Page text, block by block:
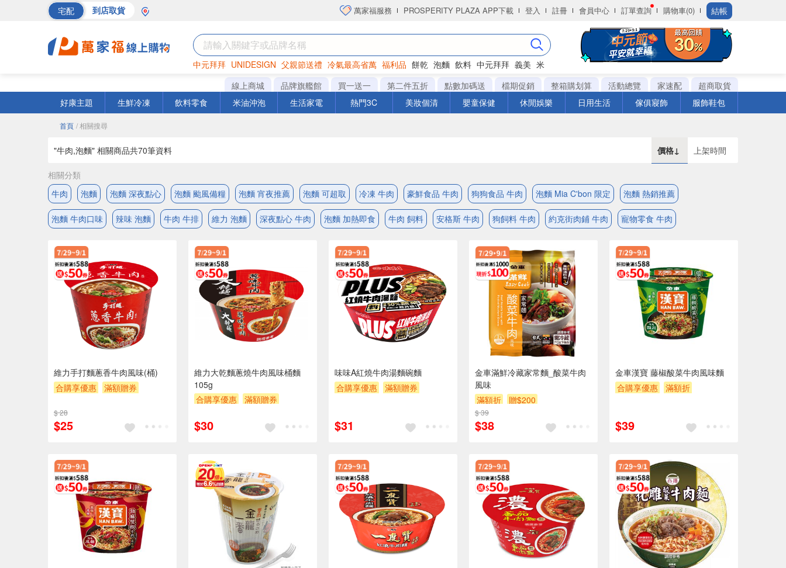
宅配 到店取貨 萬家福服務 PROSPERITY PLAZA APP下載 登入 註冊 會員中心 訂單查詢 購物車(0) 結帳
中元拜拜 UNIDESIGN 父親節送禮 冷氣最高省萬 福利品 餅乾 泡麵 飲料 中元拜拜 義美 米
罐頭 海苔 洋芋片
線上商城 品牌旗艦館 買一送一 第二件五折 點數加碼送 檔期促銷 整箱購划算 活動總覽 家速配
超商取貨
好康主題
生鮮冷凍 飲料零食 米油沖泡 生活家電 熱門3C 美妝個清 嬰童保健 休閒娛樂 日用生活 傢俱寢飾 服飾鞋包
首頁 / 相關搜尋
"牛肉,泡麵" 相關商品共70筆資料 價格↓ 上架時間
相關分類
牛肉
泡麵 泡麵 深夜點心 泡麵 颱風備糧 泡麵 宵夜推薦 泡麵 可超取 冷凍 牛肉 豪鮮食品 牛肉 狗狗食品 牛肉 泡麵 Mia C'bon 限定 泡麵 熱銷推薦
泡麵 牛肉口味 辣味 泡麵 牛肉 牛排 維力 泡麵 深夜點心 牛肉 泡麵 加熱即食 牛肉 飼料 安格斯 牛肉 狗飼料 牛肉 約克街肉鋪 牛肉 寵物零食 牛肉
維力手打麵蔥香牛肉風味(桶)
合購享優惠
滿額贈券
$ 28
$25
維力大乾麵蔥燒牛肉風味桶麵
105g
合購享優惠
滿額贈券
$30
味味A紅燒牛肉湯麵碗麵
合購享優惠
滿額贈券
$31
金車滿鮮冷藏家常麵_酸菜牛肉
風味
滿額折
贈$200
$ 39
$38
金車漢寶 藤椒酸菜牛肉風味麵
合購享優惠
滿額折
$39